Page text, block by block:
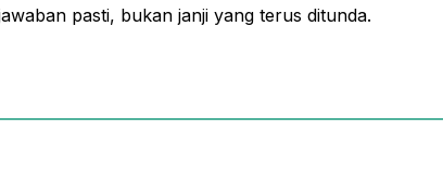
pasti, bukan janji yang terus ditunda.